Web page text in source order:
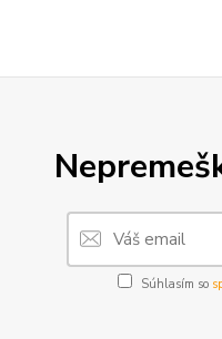
Súhlasím so